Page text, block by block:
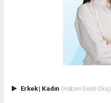
Erkek| Kadın (Haberi Sesli Oku)